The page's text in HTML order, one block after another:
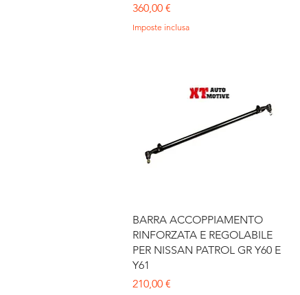
Prezzo
360,00 €
Imposte inclusa
Vista rapida
BARRA ACCOPPIAMENTO
RINFORZATA E REGOLABILE
PER NISSAN PATROL GR Y60 E
Y61
Prezzo
210,00 €